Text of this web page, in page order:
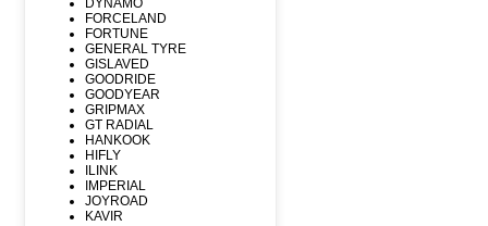
DYNAMO
FORCELAND
FORTUNE
GENERAL TYRE
GISLAVED
GOODRIDE
GOODYEAR
GRIPMAX
GT RADIAL
HANKOOK
HIFLY
ILINK
IMPERIAL
JOYROAD
KAVIR